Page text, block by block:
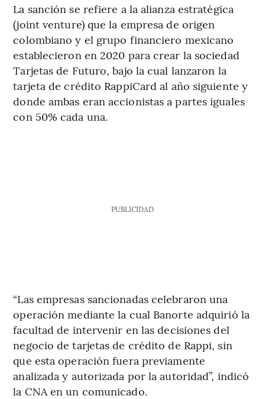
La sanción se refiere a la alianza estratégica
(joint venture) que la empresa de origen
colombiano y el grupo financiero mexicano
establecieron en 2020 para crear la sociedad
Tarjetas de Futuro, bajo la cual lanzaron la
tarjeta de crédito RappiCard al año siguiente y
donde ambas eran accionistas a partes iguales
con 50% cada una.
PUBLICIDAD
“Las empresas sancionadas celebraron una
operación mediante la cual Banorte adquirió la
facultad de intervenir en las decisiones del
negocio de tarjetas de crédito de Rappi, sin
que esta operación fuera previamente
analizada y autorizada por la autoridad”, indicó
la CNA en un comunicado.